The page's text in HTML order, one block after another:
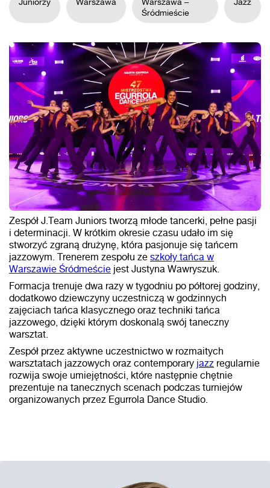
Śródmieście
Zespół J.Team Juniors tworzą młode tancerki, pełne pasji
i determinacji. W krótkim okresie czasu udało im się
stworzyć zgraną drużynę, która pasjonuje się tańcem
jazzowym. Trenerem zespołu ze szkoły tańca w
Warszawie Śródmeście jest Justyna Wawryszuk.
Formacja trenuje dwa razy w tygodniu po półtorej godziny,
dodatkowo dziewczyny uczestniczą w godzinnych
zajęciach tańca klasycznego oraz techniki tańca
jazzowego, dzięki którym doskonalą swój taneczny
warsztat.
Zespół przez aktywne uczestnictwo w rozmaitych
warsztatach jazzowych oraz contemporary jazz regularnie
rozwija swoje umiejętności, które następnie chętnie
prezentuje na tanecznych scenach podczas turniejów
organizowanych przez Egurrola Dance Studio.